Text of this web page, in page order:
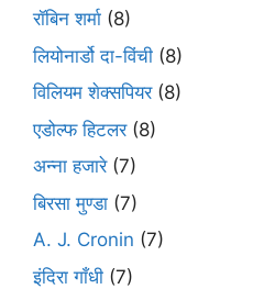
रॉबिन शर्मा (8)
लियोनार्डो दा-विंची (8)
विलियम शेक्सपियर(8)
एडोल्फ हिटलर(8)
अन्ना हजारे(7)
बिरसा मुण्डा (7)
A. J. Cronin (7)
इंदिरा गाँधी (7)